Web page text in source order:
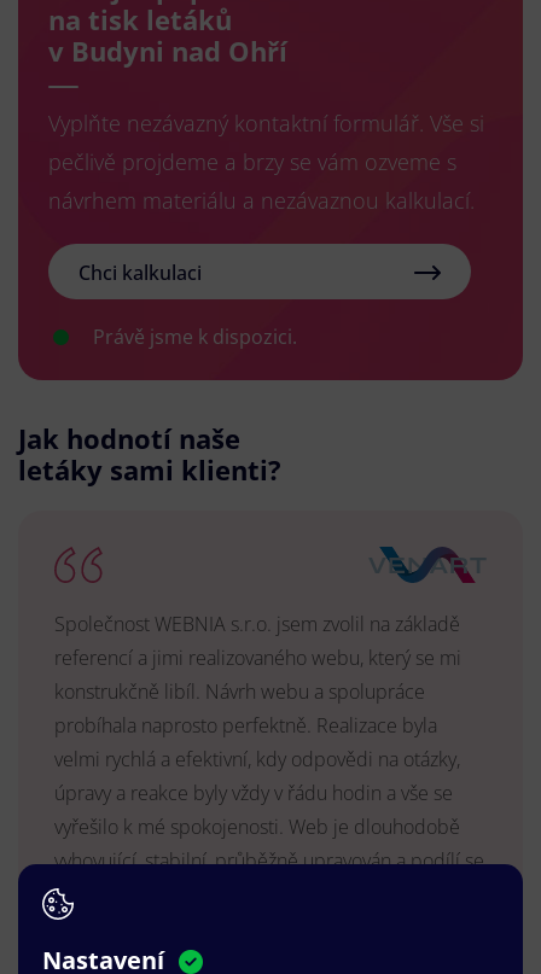
na tisk letáků
v Budyni nad Ohří
Vyplňte nezávazný kontaktní formulář. Vše si
pečlivě projdeme a brzy se vám ozveme s
návrhem materiálu a nezávaznou kalkulací.
Chci kalkulaci
Právě jsme k dispozici.
Jak hodnotí naše
letáky sami klienti?
Společnost WEBNIA s.r.o. jsem zvolil na základě
referencí a jimi realizovaného webu, který se mi
konstrukčně libíl. Návrh webu a spolupráce
probíhala naprosto perfektně. Realizace byla
velmi rychlá a efektivní, kdy odpovědi na otázky,
úpravy a reakce byly vždy v řádu hodin a vše se
vyřešilo k mé spokojenosti. Web je dlouhodobě
vyhovující, stabilní, průběžně upravován a podílí se
na pozitivním vnímání naší značky.
MUDr. Radek Vyšohlíd
Nastavení